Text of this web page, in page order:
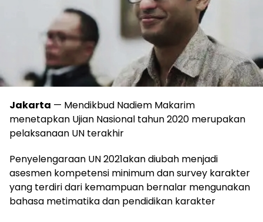
Jakarta — Mendikbud Nadiem Makarim
menetapkan Ujian Nasional tahun 2020 merupakan
pelaksanaan UN terakhir
Penyelengaraan UN 2021akan diubah menjadi
asesmen kompetensi minimum dan survey karakter
yang terdiri dari kemampuan bernalar mengunakan
bahasa metimatika dan pendidikan karakter